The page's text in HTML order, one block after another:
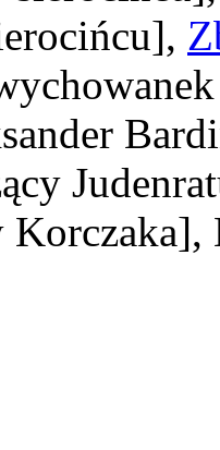
,
Korczaka],